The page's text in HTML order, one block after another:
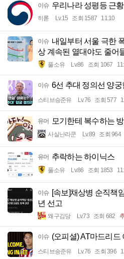
이슈 우리나라 성평등 근황
히롣 Lv.15 조회 1587 11:10
이슈 내일부터 서울 극한
상 계속된 열대야도 줄어
풀소유 Lv.86 조회 1067
이슈 6선 추대 정의선 양
스티브승준유 Lv.76 조회 577
유머 모기한테 복수하는
사실난라쿤 Lv.89 조회 964
유머 추락하는 하이닉스
풀소유 Lv.86 조회 1853
이슈 [속보]채상병 순직책
년 선고
왜구김당 Lv.73 조회 682
이슈 (오피셜) AT마드리드
스티브승준유 Lv.76 조회 396